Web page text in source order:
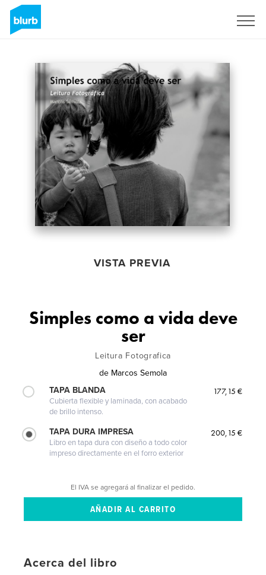
VISTA PREVIA
Simples como a vida deve
ser
Leitura Fotografica
de Marcos Semola
TAPA BLANDA
Cubierta flexible y laminada, con acabado
de brillo intenso.
177,15 €
TAPA DURA IMPRESA
Libro en tapa dura con diseño a todo color
impreso directamente en el forro exterior
200,15 €
El IVA se agregará al finalizar el pedido.
Acerca del libro